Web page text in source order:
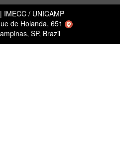
/ UNICAMP
de Holanda, 651
SP, Brazil